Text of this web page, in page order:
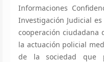
Informaciones
Investigación Judicial
cooperación ciudadana
la actuación policial
de la sociedad que